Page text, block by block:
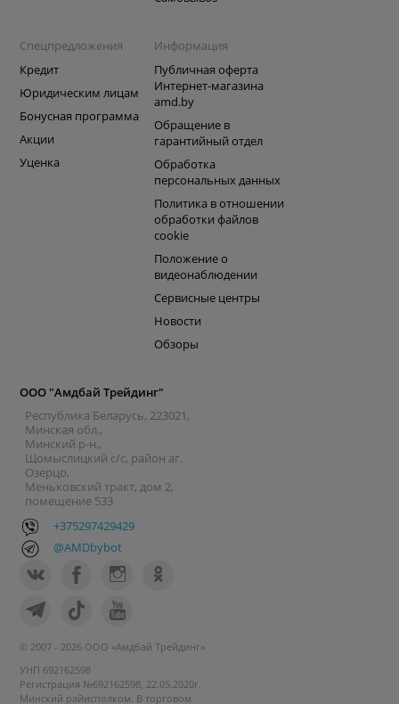
Спецпредложения
Кредит
Юридическим лицам
Бонусная программа
Акции
Уценка
Информация
Публичная оферта
Интернет-магазина
amd.by
Обращение в
гарантийный отдел
Обработка
персональных данных
Политика в отношении
обработки файлов
cookie
Положение о
видеонаблюдении
Сервисные центры
Новости
Обзоры
ООО "Амдбай Трейдинг"
Республика Беларусь, 223021,
Минская обл.,
Минский р-н.,
Щомыслицкий с/с, район аг.
Озерцо,
Меньковский тракт, дом 2,
помещение 533
+375297429429
@AMDbybot
© 2007 - 2026 ООО «Амдбай Трейдинг»
УНП 692162598
Регистрация №692162598, 22.05.2020г.
Минский райисполком. В торговом